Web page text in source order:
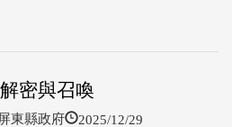
密與召喚
縣政府 2025/12/29